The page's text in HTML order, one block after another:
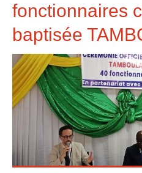
fonctionnaires
baptisée